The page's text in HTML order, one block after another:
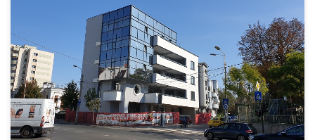
Un imobil cu regim de inaltime 2S+P+4E situat la coltul strazilor
Logofatul Udriste cu Matei Basarab cu functiunea de birouri. Este
o cladire cu structura in cadre din beton armat avand ca
particularitate console generoase spre strada, cca. 2.50m.
Proiectant arhitectura: Arh. Cristian Nicolae – Arhitect Studio CN
Srl. Proiectant […]